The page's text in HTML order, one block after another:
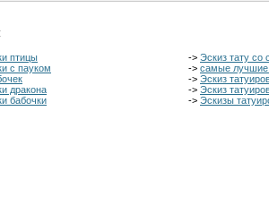
птицы -> Эскиз тату со
с пауком -> самые лучшие
-> Эскиз
дракона -> Эскиз
бабочки -> Эскизы